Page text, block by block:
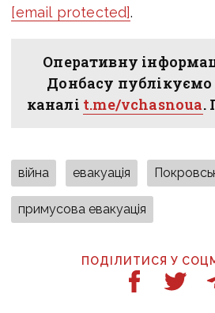
[email protected].
Оперативну
Донбасу публікуємо
каналі t.me/vchasnoua.
війна евакуація
примусова евакуація
ПОДІЛИТИСЯ У